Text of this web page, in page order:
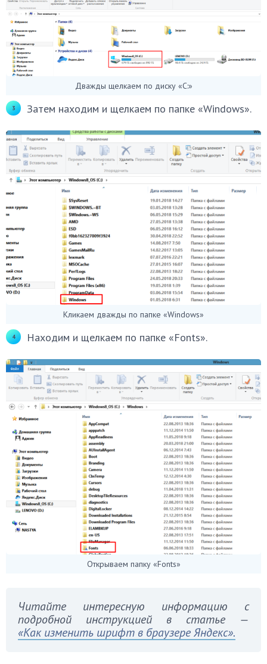
Дважды щелкаем по диску «С:»
Затем находим и щелкаем по папке «Windows».
Кликаем дважды по папке «Windows»
Находим и щелкаем по папке «Fonts».
Открываем папку «Fonts»
Читайте интересную информацию с
подробной инструкцией в статье —
«Как изменить шрифт в браузере Яндекс».